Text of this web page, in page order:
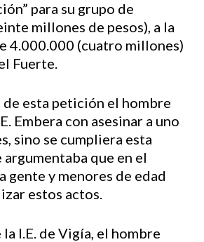
para su grupo de
millones de pesos), a la
4.000.000 (cuatro millones)
Fuerte.
de esta petición el hombre
Embera con asesinar a uno
sino se cumpliera esta
argumentaba que en el
gente y menores de edad
estos actos.
la I.E. de Vigía, el hombre